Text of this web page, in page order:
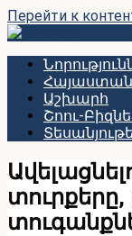
Перейти к
Հայաստան
Աշխարհ
Շոու-
տուրքերը,